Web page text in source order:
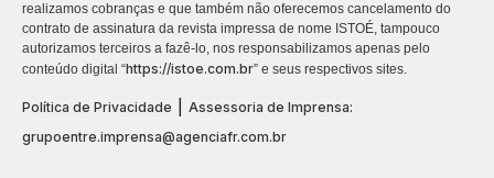
realizamos cobranças e que também não oferecemos cancelamento do
contrato de assinatura da revista impressa de nome ISTOÉ, tampouco
autorizamos terceiros a fazê-lo, nos responsabilizamos apenas pelo
conteúdo digital “https://istoe.com.br” e seus respectivos sites.
Política de Privacidade
Assessoria de Imprensa:
grupoentre.imprensa@agenciafr.com.br